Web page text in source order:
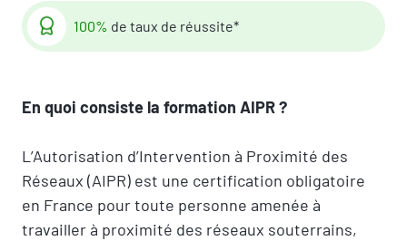
100% de taux de réussite*
En quoi consiste la formation AIPR ?
L’Autorisation d’Intervention à Proximité des
Réseaux (AIPR) est une certification obligatoire
en France pour toute personne amenée à
travailler à proximité des réseaux souterrains,